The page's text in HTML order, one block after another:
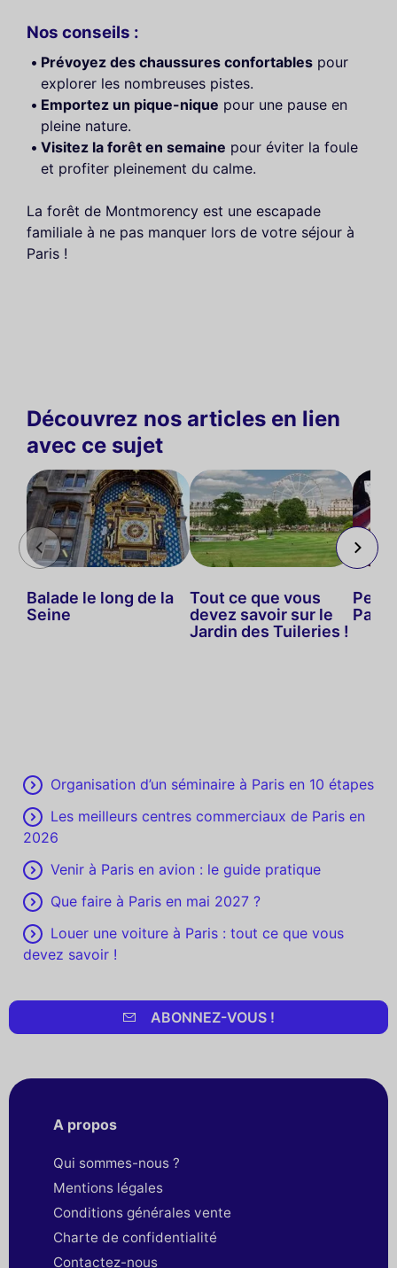
Nos conseils :
Prévoyez des chaussures confortables pour
explorer les nombreuses pistes.
Emportez un pique-nique pour une pause en
pleine nature.
Visitez la forêt en semaine pour éviter la foule
et profiter pleinement du calme.
La forêt de Montmorency est une escapade
familiale à ne pas manquer lors de votre séjour à
Paris !
Découvrez nos articles en lien
avec ce sujet
Balade le long de la
Seine
Tout ce que vous
devez savoir sur le
Jardin des Tuileries !
Paris
Organisation d’un séminaire à Paris en 10 étapes
Les meilleurs centres commerciaux de Paris en
2026
Venir à Paris en avion : le guide pratique
Que faire à Paris en mai 2027 ?
Louer une voiture à Paris : tout ce que vous
devez savoir !
ABONNEZ-VOUS !
A propos
Qui sommes-nous ?
Mentions légales
Conditions générales vente
Charte de confidentialité
Contactez-nous